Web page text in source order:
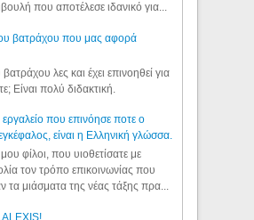
που αποτέλεσε ιδανικό για...
βατράχου που μας αφορά
λες και έχει επινοηθεί για
Είναι πολύ διδακτική.
εργαλείο που επινόησε ποτε ο
είναι η Ελληνική γλώσσα.
φίλοι, που υιοθετίσατε με
τον τρόπο επικοινωνίας που
τα μιάσματα της νέας τάξης πρα...